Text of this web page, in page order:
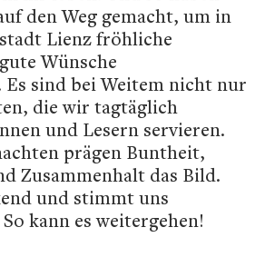
den Weg gemacht, um in
Lienz fröhliche
Wünsche
Es sind bei Weitem nicht nur
die wir tagtäglich
und Lesern servieren.
prägen Buntheit,
Zusammenhalt das Bild.
und stimmt uns
kann es weitergehen!